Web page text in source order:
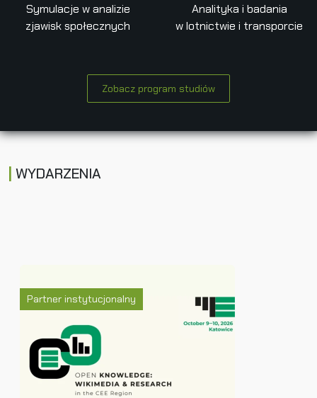
Symulacje w analizie
zjawisk społecznych
Analityka i badania
w lotnictwie i transporcie
Zobacz program studiów
WYDARZENIA
Partner instytucjonalny